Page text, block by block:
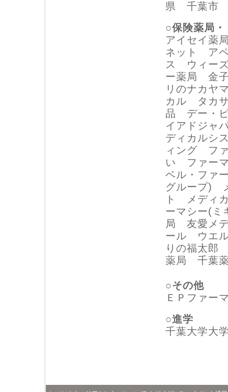
県 千葉市
○保険薬局
アイセイ薬
ネット ア
ス ウィー
ー薬局 金
リのナカ
カル タカ
品 デー・
イアドジャ
ディカルシ
ィング フ
い ファー
ベル・ファ
グループ)
ト メディ
ーマシー(
局 友愛メ
ール ウエ
りの福太
薬局 千葉
○その他
ＥＰファー
○進学
千葉大学大